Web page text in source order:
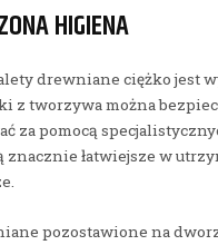
HIGIENA
drewniane ciężko jest
z tworzywa można
za pomocą
znacznie łatwiejsze w
pozostawione na